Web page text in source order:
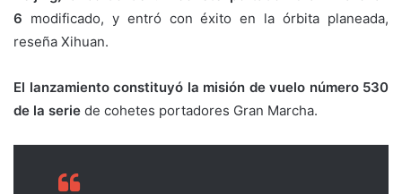
6 modificado, y entró con éxito en la órbita planeada,
reseña Xihuan.
El lanzamiento constituyó la misión de vuelo número 530
de la serie de cohetes portadores Gran Marcha.